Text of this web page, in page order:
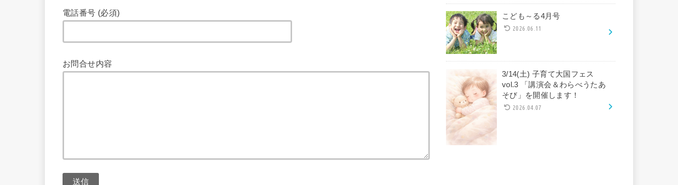
電話番号 (必須)
お問合せ内容
こども～る4月号
2026.06.11
3/14(土) 子育て大国フェス
vol.3 「講演会＆わらべうたあ
そび」を開催します！
2026.04.07